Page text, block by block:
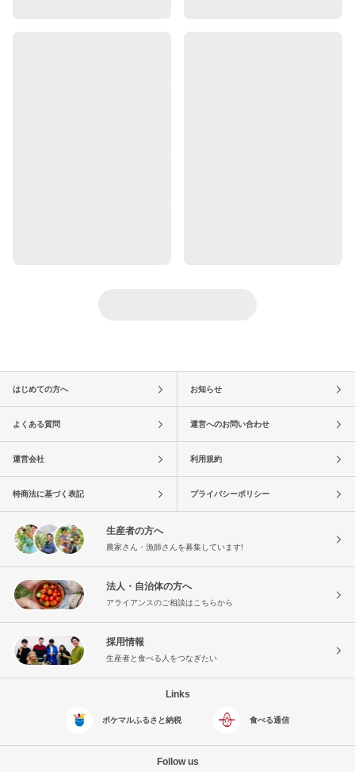
はじめての方へ お知らせ
よくある質問 運営へのお問い合わせ
運営会社 利用規約
特商法に基づく表記 プライバシーポリシー
生産者の方へ
農家さん・漁師さんを募集しています!
法人・自治体の方へ
アライアンスのご相談はこちらから
採用情報
生産者と食べる人をつなぎたい
Links
ポケマルふるさと納税 食べる通信
Follow us